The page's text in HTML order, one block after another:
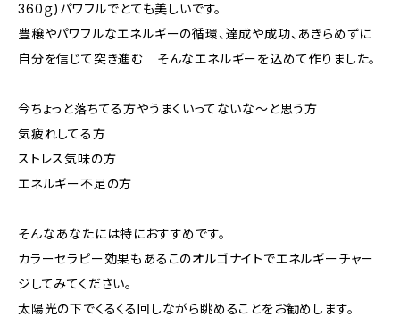
360ｇ)パワフルでとても美しいです。
豊穣やパワフルなエネルギーの循環、達成や成功、あきらめずに
自分を信じて突き進む そんなエネルギーを込めて作りました。
今ちょっと落ちてる方やうまくいってないな～と思う方
気疲れしてる方
ストレス気味の方
エネルギー不足の方
そんなあなたには特におすすめです。
カラーセラピー効果もあるこのオルゴナイトでエネルギーチャー
ジしてみてください。
太陽光の下でくるくる回しながら眺めることをお勧めします。